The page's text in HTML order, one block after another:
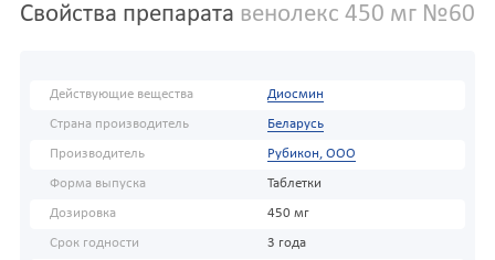
Свойства препарата венолекс 450 мг №60
Действующие вещества Диосмин
Страна производитель Беларусь
Производитель Рубикон, ООО
Форма выпуска Таблетки
Дозировка 450 мг
Срок годности 3 года